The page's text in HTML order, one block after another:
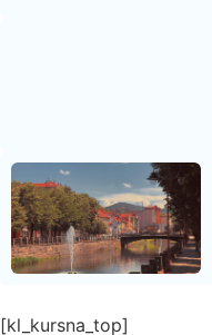
[kl_kursna_top]